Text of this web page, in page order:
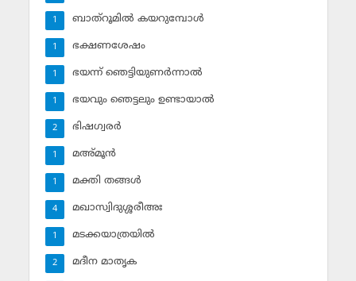
ബാത്‌റൂമില്‍ കയറുമ്പോള്‍
1
ഭക്ഷണശേഷം
1
ഭയന്ന് ഞെട്ടിയുണര്‍ന്നാല്‍
1
ഭയവും ഞെട്ടലും ഉണ്ടായാല്‍
1
ഭിഷഗ്വരര്‍
2
മഅ്മൂന്‍
1
മക്തി തങ്ങള്‍
1
മഖാസ്വിദുശ്ശരീഅഃ
4
മടക്കയാത്രയില്‍
1
മദീന മാതൃക
2